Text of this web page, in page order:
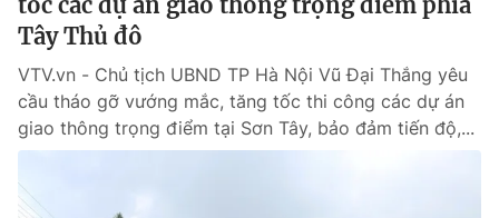
Pháp luật
Y tế
Tây Thủ đô
VTV.vn - Chủ tịch UBND TP Hà Nội Vũ Đại Thắng yêu
cầu tháo gỡ vướng mắc, tăng tốc thi công các dự án
giao thông trọng điểm tại Sơn Tây, bảo đảm tiến độ,...